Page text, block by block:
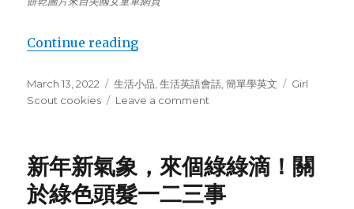
Continue reading
Posted
on
March 13, 2022 Categories
生活小品 ,生活英語會話 ,簡單學英文 Tags
Girl
Scout cookies
Leave a comment
Scout
Cookies，
那
新年新氣象，來個綠綠滴！關
於綠色頭髮一二三事